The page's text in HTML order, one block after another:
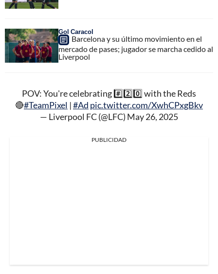
Gol Caracol
Barcelona y su último movimiento en el
mercado de pases; jugador se marcha cedido al
Liverpool
POV: You're celebrating #️⃣2️⃣0️⃣ with the Reds
🔴#TeamPixel |#Ad pic.twitter.com/XwhCPxgBkv
— Liverpool FC (@LFC) May 26, 2025
PUBLICIDAD